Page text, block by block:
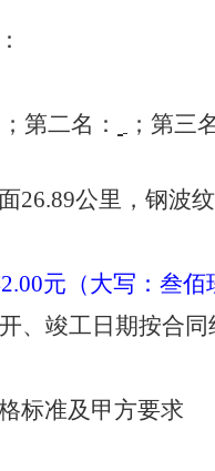
；第二名： ；第三
26.89公里，钢波
元（大写： 叁佰
开、竣工日期按合同
标准及甲方要求